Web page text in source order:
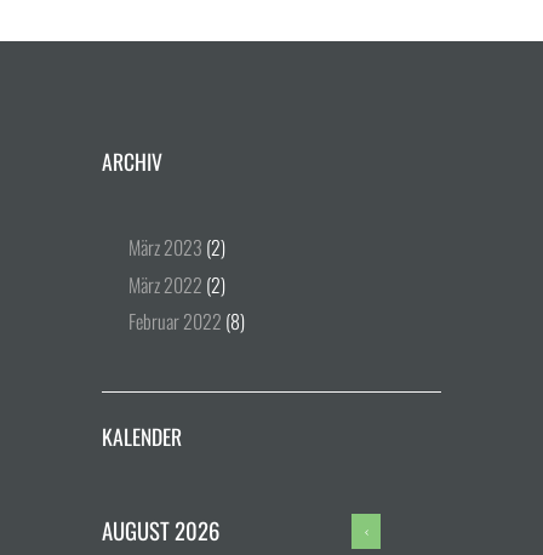
ARCHIV
März2023 (2)
März2022 (2)
Februar2022 (8)
KALENDER
AUGUST2026